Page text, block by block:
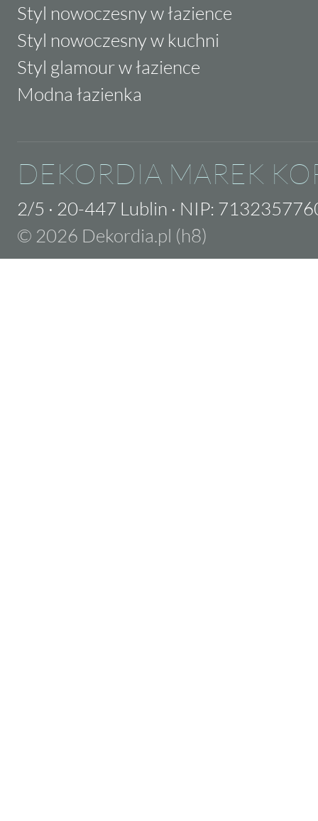
Styl nowoczesny w łazience
Styl nowoczesny w kuchni
Styl glamour w łazience
Modna łazienka
DEKORDIA MAREK
2/5 · 20-447 Lublin · NIP:
© 2026 Dekordia.pl (h8)